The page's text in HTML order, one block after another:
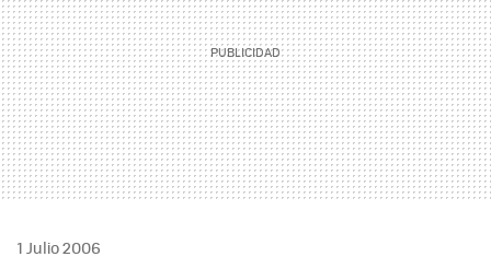
1 Julio 2006